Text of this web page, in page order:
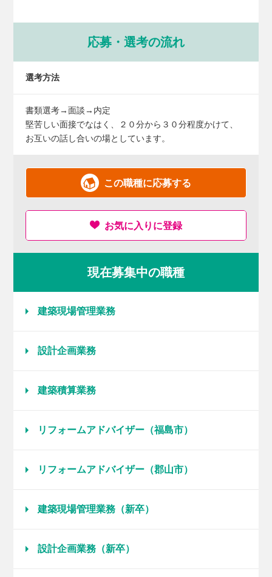
応募・選考の流れ
選考方法
書類選考→面談→内定
堅苦しい面接でなはく、２０分から３０分程度かけて、
お互いの話し合いの場としています。
この職種に応募する
お気に入りに登録
現在募集中の職種
建築現場管理業務
設計企画業務
建築積算業務
リフォームアドバイザー（福島市）
リフォームアドバイザー（郡山市）
建築現場管理業務（新卒）
設計企画業務（新卒）